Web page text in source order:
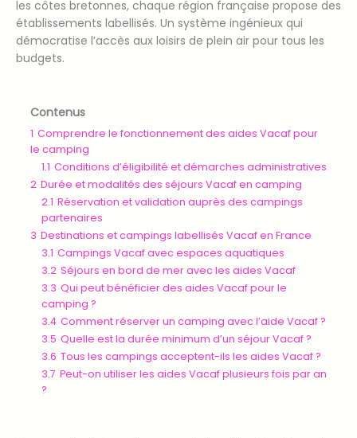
les côtes bretonnes, chaque région française propose des
établissements labellisés. Un système ingénieux qui
démocratise l’accès aux loisirs de plein air pour tous les
budgets.
Contenus
1 Comprendre le fonctionnement des aides Vacaf pour
le camping
1.1 Conditions d’éligibilité et démarches administratives
2 Durée et modalités des séjours Vacaf en camping
2.1 Réservation et validation auprès des campings
partenaires
3 Destinations et campings labellisés Vacaf en France
3.1 Campings Vacaf avec espaces aquatiques
3.2 Séjours en bord de mer avec les aides Vacaf
3.3 Qui peut bénéficier des aides Vacaf pour le
camping ?
3.4 Comment réserver un camping avec l’aide Vacaf ?
3.5 Quelle est la durée minimum d’un séjour Vacaf ?
3.6 Tous les campings acceptent-ils les aides Vacaf ?
3.7 Peut-on utiliser les aides Vacaf plusieurs fois par an
?